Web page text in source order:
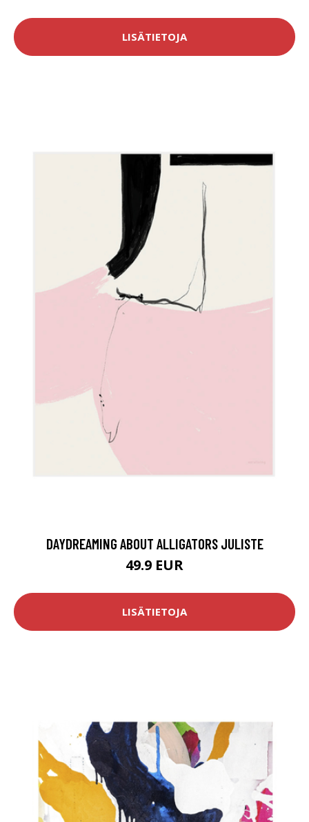
LISÄTIETOJA
DAYDREAMING ABOUT ALLIGATORS JULISTE
49.9 EUR
LISÄTIETOJA